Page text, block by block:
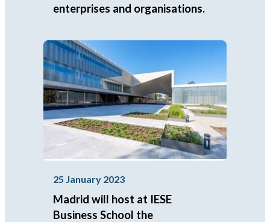
enterprises and organisations.
25 January 2023
Madrid will host at IESE
Business School the